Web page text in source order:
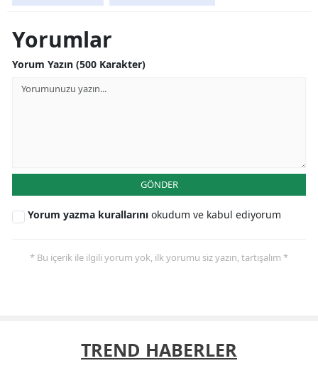
Yorumlar
Yorum Yazın (500 Karakter)
GÖNDER
Yorum yazma kurallarını okudum ve kabul ediyorum
* Bu içerik ile ilgili yorum yok, ilk yorumu siz yazın, tartışalım *
TREND HABERLER